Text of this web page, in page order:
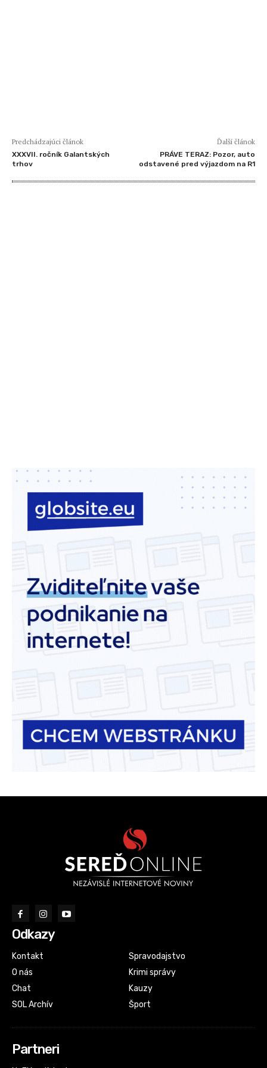
Predchádzajúci článok
XXXVII. ročník Galantských
trhov
Ďalší článok
PRÁVE TERAZ: Pozor, auto
odstavené pred výjazdom na R1
Odkazy
Kontakt
O nás
Chat
SOL Archív
Spravodajstvo
Krimi správy
Kauzy
Šport
Partneri